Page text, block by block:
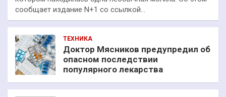
сообщает издание N+1 со ссылкой…
ТЕХНИКА
Доктор Мясников предупредил об
опасном последствии
популярного лекарства